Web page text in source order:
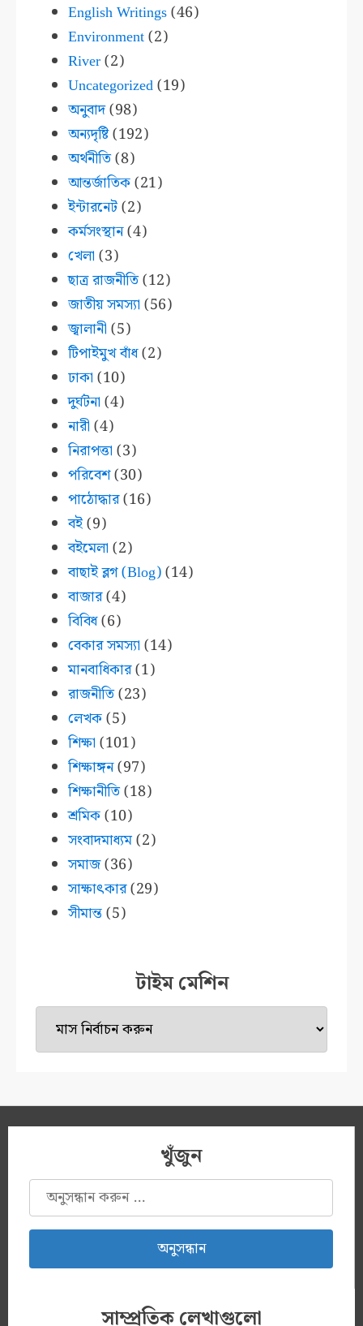
English Writings(46)
Environment(2)
River(2)
Uncategorized(19)
অনুবাদ(98)
অন্যদৃষ্টি(192)
অর্থনীতি(8)
আন্তর্জাতিক(21)
ইন্টারনেট(2)
কর্মসংস্থান(4)
খেলা (3)
ছাত্র রাজনীতি(12)
জাতীয় সমস্যা (56)
জ্বালানী (5)
টিপাইমুখ বাঁধ(2)
ঢাকা (10)
দুর্ঘটনা (4)
নারী (4)
নিরাপত্তা (3)
পরিবেশ(30)
পাঠোদ্ধার(16)
বই(9)
বইমেলা (2)
বাছাই ব্লগ (Blog)(14)
বাজার(4)
বিবিধ(6)
বেকার সমস্যা (14)
মানবাধিকার(1)
রাজনীতি(23)
লেখক(5)
শিক্ষা (101)
শিক্ষাঙ্গন(97)
শিক্ষানীতি(18)
শ্রমিক(10)
সংবাদমাধ্যম(2)
সমাজ(36)
সাক্ষাৎকার(29)
সীমান্ত(5)
টাইম মেশিন
টাইম
মেশিন
খুঁজুন
অনুসন্ধানঃ
সাম্প্রতিক লেখাগুলো